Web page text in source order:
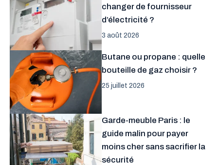
changer de fournisseur
d’électricité ?
3 août 2026
Butane ou propane : quelle
bouteille de gaz choisir ?
25 juillet 2026
Garde-meuble Paris : le
guide malin pour payer
moins cher sans sacrifier la
sécurité